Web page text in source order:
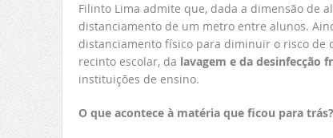
Filinto Lima admite que, dada a dimensão de
distanciamento de um metro entre alunos.
distanciamento físico para diminuir o risco de
recinto escolar, da lavagem e da desinfecção
instituições de ensino.
O que acontece à matéria que ficou para trás?